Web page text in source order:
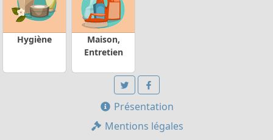
Hygiène
Maison,
Entretien
Présentation
Mentions légales